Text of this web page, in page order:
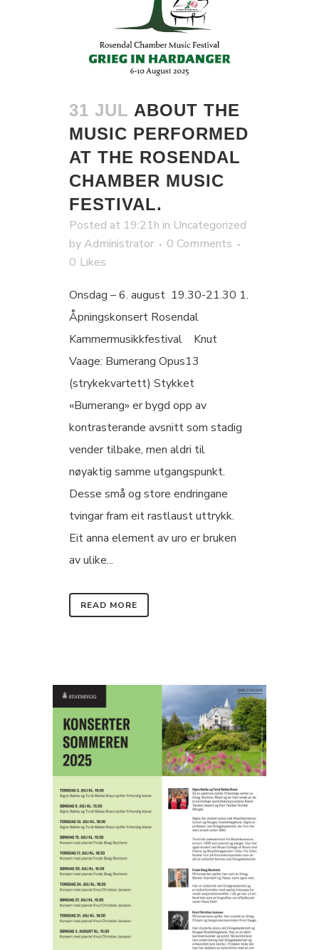
31 JUL ABOUT THE
MUSIC PERFORMED
AT THE ROSENDAL
CHAMBER MUSIC
FESTIVAL.
Posted at 19:21h in Uncategorized
byAdministrator
0 Comments
0 Likes
Onsdag – 6. august 19.30-21.30 1.
Åpningskonsert Rosendal
Kammermusikkfestival Knut
Vaage: Bumerang Opus13
(strykekvartett) Stykket
«Bumerang» er bygd opp av
kontrasterande avsnitt som stadig
vender tilbake, men aldri til
nøyaktig samme utgangspunkt.
Desse små og store endringane
tvingar fram eit rastlaust uttrykk.
Eit anna element av uro er bruken
av ulike...
READ MORE